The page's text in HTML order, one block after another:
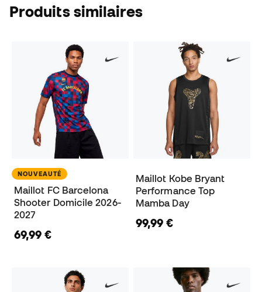
Produits similaires
NOUVEAUTÉ
Maillot FC Barcelona
Shooter Domicile 2026-
2027
69,99 €
Maillot Kobe Bryant
Performance Top
Mamba Day
99,99 €